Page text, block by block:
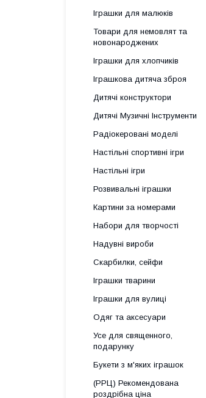
Іграшки для малюків
Товари для немовлят та
новонароджених
Іграшки для хлопчиків
Іграшкова дитяча зброя
Дитячі конструктори
Дитячі Музичні Інструменти
Радіокеровані моделі
Настільні спортивні ігри
Настільні ігри
Розвивальні іграшки
Картини за номерами
Набори для творчості
Надувні вироби
Скарбилки, сейфи
Іграшки тварини
Іграшки для вулиці
Одяг та аксесуари
Усе для священного,
подарунку
Букети з м'яких іграшок
(РРЦ) Рекомендована
роздрібна ціна